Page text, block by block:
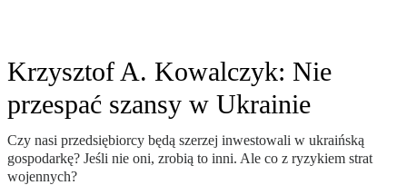
Krzysztof A. Kowalczyk: Nie
przespać szansy w Ukrainie
Czy nasi przedsiębiorcy będą szerzej inwestowali w ukraińską
gospodarkę? Jeśli nie oni, zrobią to inni. Ale co z ryzykiem strat
wojennych?